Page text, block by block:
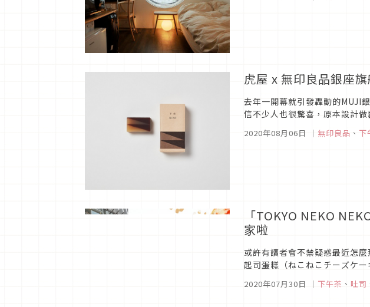
虎屋 x 無印良品銀座
去年一開幕就引發轟動的MUJI
信不少人也很驚喜，原本設計
辦設計、建築與飲食為主題的
2020年08月06日 ｜ 無印良品 、 下
「TOKYO NEKO
家啦
或許有讀者會不禁疑惑最近怎
起司蛋糕（ねこねこチーズケ
ねこ）」都是出自同家公司之
2020年07月30日 ｜ 下午茶 、 吐司